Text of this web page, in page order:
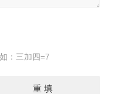
：三加四=7